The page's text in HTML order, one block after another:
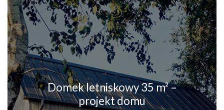
Domek letniskowy 35 m² –
projekt domu